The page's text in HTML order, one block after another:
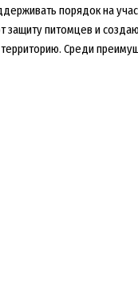
порядок на
защиту питомцев и
Среди